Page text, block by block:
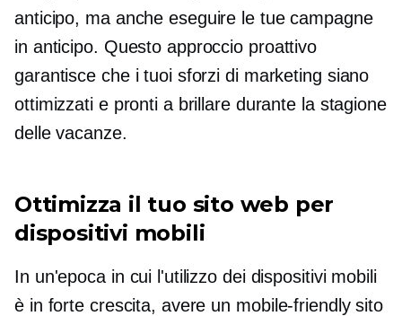
anticipo, ma anche eseguire le tue campagne
in anticipo. Questo approccio proattivo
garantisce che i tuoi sforzi di marketing siano
ottimizzati e pronti a brillare durante la stagione
delle vacanze.
Ottimizza il tuo sito web per
dispositivi mobili
In un'epoca in cui l'utilizzo dei dispositivi mobili
è in forte crescita, avere un mobile-friendlysito